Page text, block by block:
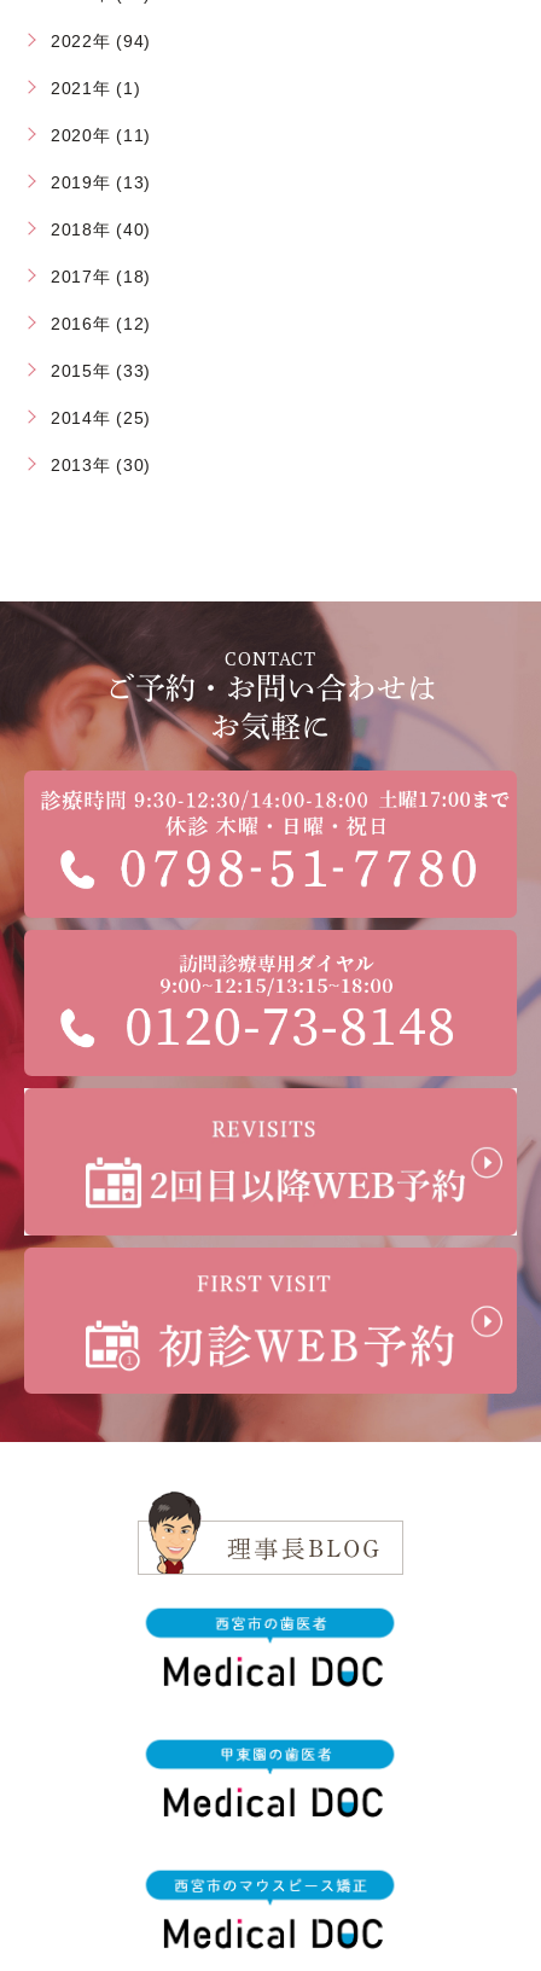
2022年 (94)
2021年 (1)
2020年 (11)
2019年 (13)
2018年 (40)
2017年 (18)
2016年 (12)
2015年 (33)
2014年 (25)
2013年 (30)
CONTACT
ご予約・お問い合わせは
お気軽に